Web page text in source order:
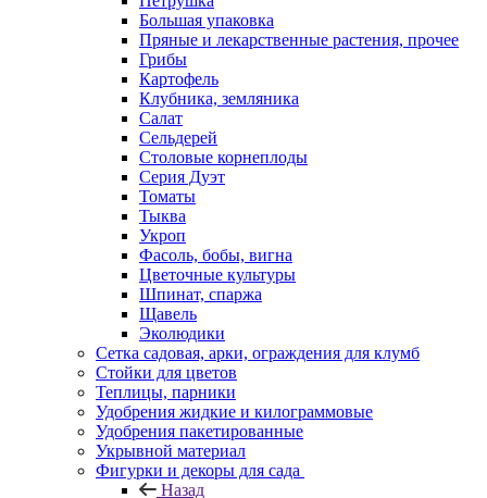
Большая упаковка
Пряные и лекарственные растения, прочее
Грибы
Картофель
Клубника, земляника
Салат
Сельдерей
Столовые корнеплоды
Серия Дуэт
Томаты
Тыква
Укроп
Фасоль, бобы, вигна
Цветочные культуры
Шпинат, спаржа
Щавель
Эколюдики
Сетка садовая, арки, ограждения для клумб
Стойки для цветов
Теплицы, парники
Удобрения жидкие и килограммовые
Удобрения пакетированные
Укрывной материал
Фигурки и декоры для сада
Назад